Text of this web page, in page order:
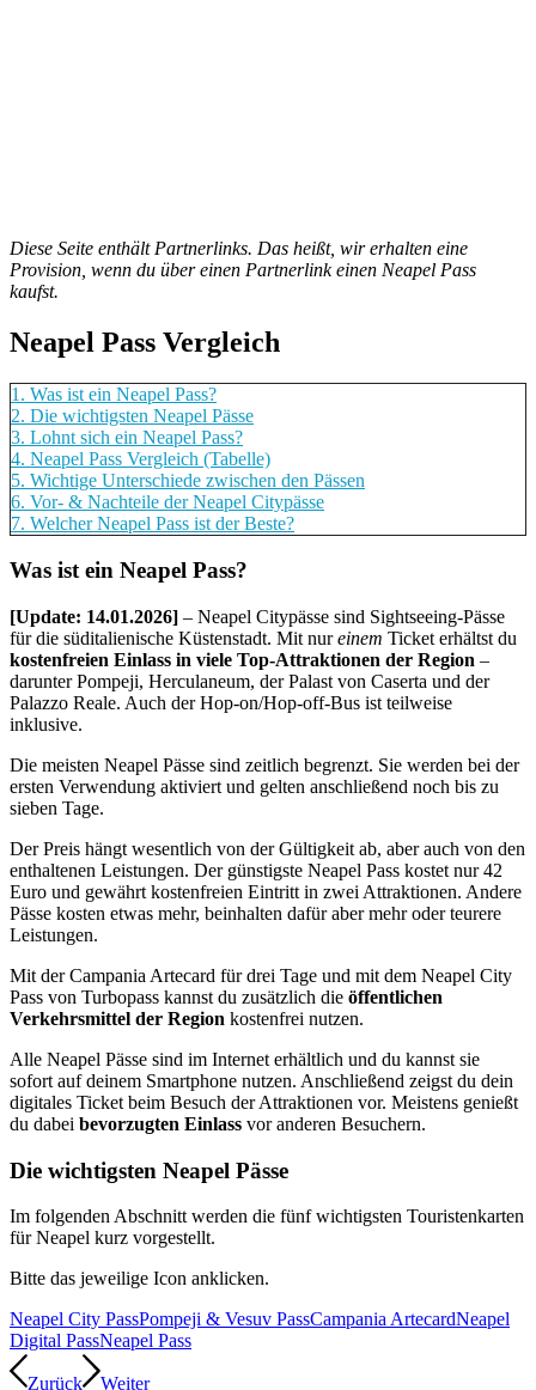
Diese Seite enthält Partnerlinks. Das heißt, wir erhalten eine
Provision, wenn du über einen Partnerlink einen Neapel Pass
kaufst.
Neapel Pass Vergleich
1. Was ist ein Neapel Pass?
2. Die wichtigsten Neapel Pässe
3. Lohnt sich ein Neapel Pass?
4. Neapel Pass Vergleich (Tabelle)
5. Wichtige Unterschiede zwischen den Pässen
6. Vor- & Nachteile der Neapel Citypässe
7. Welcher Neapel Pass ist der Beste?
Was ist ein Neapel Pass?
[Update: 14.01.2026] – Neapel Citypässe sind Sightseeing-Pässe
für die süditalienische Küstenstadt. Mit nureinem Ticket erhältst du
kostenfreien Einlass in viele Top-Attraktionen der Region –
darunter Pompeji, Herculaneum, der Palast von Caserta und der
Palazzo Reale. Auch der Hop-on/Hop-off-Bus ist teilweise
inklusive.
Die meisten Neapel Pässe sind zeitlich begrenzt. Sie werden bei der
ersten Verwendung aktiviert und gelten anschließend noch bis zu
sieben Tage.
Der Preis hängt wesentlich von der Gültigkeit ab, aber auch von den
enthaltenen Leistungen. Der günstigste Neapel Pass kostet nur 42
Euro und gewährt kostenfreien Eintritt in zwei Attraktionen. Andere
Pässe kosten etwas mehr, beinhalten dafür aber mehr oder teurere
Leistungen.
Mit der Campania Artecard für drei Tage und mit dem Neapel City
Pass von Turbopass kannst du zusätzlich die öffentlichen
Verkehrsmittel der Region kostenfrei nutzen.
Alle Neapel Pässe sind im Internet erhältlich und du kannst sie
sofort auf deinem Smartphone nutzen. Anschließend zeigst du dein
digitales Ticket beim Besuch der Attraktionen vor. Meistens genießt
du dabei bevorzugten Einlass vor anderen Besuchern.
Die wichtigsten Neapel Pässe
Im folgenden Abschnitt werden die fünf wichtigsten Touristenkarten
für Neapel kurz vorgestellt.
Bitte das jeweilige Icon anklicken.
Neapel City PassPompeji & Vesuv PassCampania ArtecardNeapel
Digital PassNeapel Pass
Zurück Weiter